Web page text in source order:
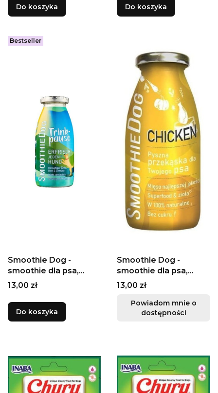
Do koszyka Do koszyka
Bestseller
Smoothie Dog -
smoothie dla psa,
kaczka 250ml
Cena
13,00 zł
Do koszyka
Smoothie Dog -
smoothie dla psa,
kurczak 250ml
Cena
13,00 zł
Powiadom mnie o
dostępności